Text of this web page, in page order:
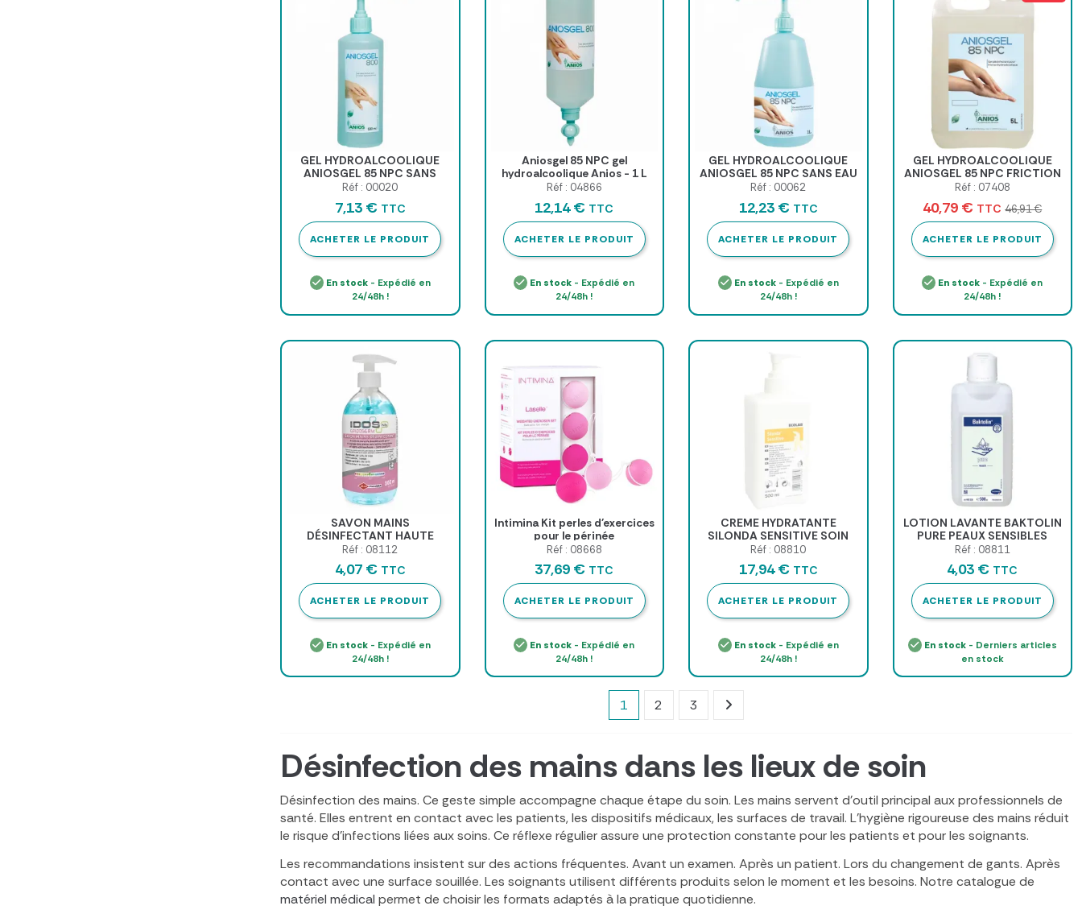
GEL HYDROALCOOLIQUE
ANIOSGEL 85 NPC SANS
RINÇAGE ANIOS - flacon 500
Réf : 00020
7,13 € TTC
ACHETER LE PRODUIT
En stock- Expédié en
24/48h !
Aniosgel 85 NPC gel
hydroalcoolique Anios - 1 L
Airless
Réf : 04866
12,14 € TTC
ACHETER LE PRODUIT
En stock - Expédié en
24/48h !
GEL HYDROALCOOLIQUE
ANIOSGEL 85 NPC SANS EAU
ANIOS - flacon 1l + pompe
Réf : 00062
12,23 € TTC
ACHETER LE PRODUIT
En stock- Expédié en
24/48h !
GEL HYDROALCOOLIQUE
ANIOSGEL 85 NPC FRICTION
MAINS ANIOS - bidon de 5 l
Réf : 07408
40,79 € TTC 46,91 €
ACHETER LE PRODUIT
En stock - Expédié en
24/48h !
SAVON MAINS
DÉSINFECTANT HAUTE
FRÉQUENCE PH NEUTRE
Réf : 08112
4,07 € TTC
ACHETER LE PRODUIT
En stock- Expédié en
24/48h !
Intimina Kit perles d'exercices
pour le périnée
Réf : 08668
37,69 € TTC
ACHETER LE PRODUIT
En stock - Expédié en
24/48h !
CREME HYDRATANTE
SILONDA SENSITIVE SOIN
MAINS PEAUX SENSIBLES
ml
Réf : 08810
17,94 € TTC
ACHETER LE PRODUIT
En stock- Expédié en
24/48h !
LOTION LAVANTE BAKTOLIN
PURE PEAUX SENSIBLES
HARTMANN - 500 ml
Réf : 08811
4,03 € TTC
ACHETER LE PRODUIT
En stock- Derniers articles
en stock
1 2 3
Désinfection des mains dans les lieux de soin
Désinfection des mains. Ce geste simple accompagne chaque étape du soin. Les mains servent d’outil principal aux professionnels de
santé. Elles entrent en contact avec les patients, les dispositifs médicaux, les surfaces de travail. L’hygiène rigoureuse des mains réduit
le risque d’infections liées aux soins. Ce réflexe régulier assure une protection constante pour les patients et pour les soignants.
Les recommandations insistent sur des actions fréquentes. Avant un examen. Après un patient. Lors du changement de gants. Après
contact avec une surface souillée. Les soignants utilisent différents produits selon le moment et les besoins. Notre catalogue de
matériel médical permet de choisir les formats adaptés à la pratique quotidienne.